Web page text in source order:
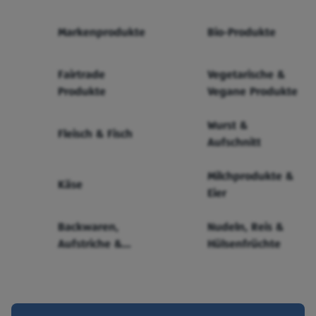
Markenprodukte Bio-Produkte
Fairtrade
Produkte
Vegetarische &
Vegane Produkte
Fleisch & Fisch
Wurst &
Aufschnitt
Käse
Milchprodukte &
Eier
Backwaren,
Aufstriche &
Nudeln, Reis &
Hülsenfrüchte